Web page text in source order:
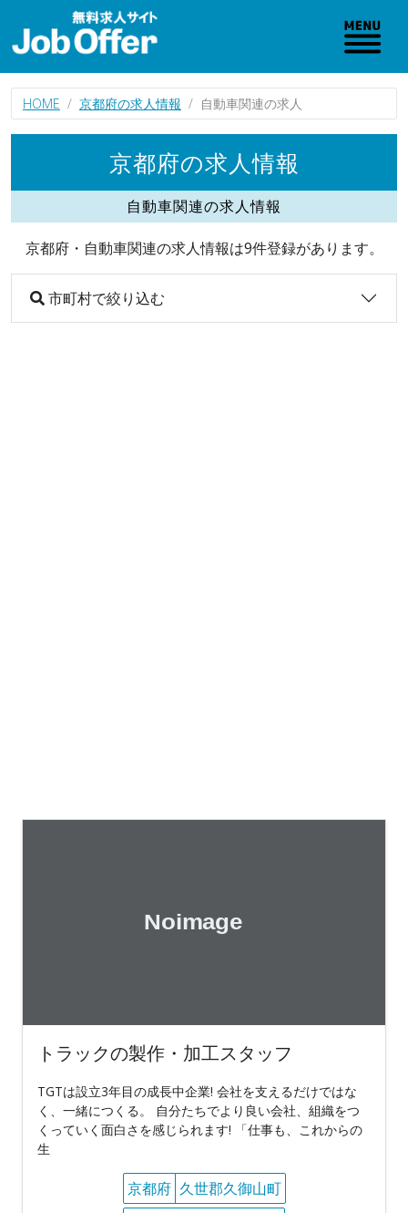
HOME 京都府の求人情報 自動車関連の求人
京都府の求人情報
自動車関連の求人情報
京都府・自動車関連の求人情報は9件登録があります。
市町村で絞り込む
トラックの製作・加工スタッフ
TGTは設立3年目の成長中企業! 会社を支えるだけではな
く、一緒につくる。 自分たちでより良い会社、組織をつ
くっていく面白さを感じられます! 「仕事も、これからの
生
京都府 久世郡久御山町